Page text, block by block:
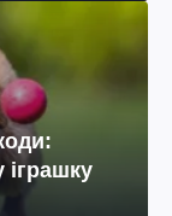
іграшку